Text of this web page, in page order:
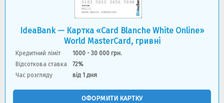
IdeaBank — Картка «Card Blanche White Online»
World MasterCard, гривнi
Кредитний ліміт
1000 - 30 000 грн.
Відсоткова ставка
72%
Час розгляду
вiд 1 дня
ОФОРМИТИ КАРТКУ